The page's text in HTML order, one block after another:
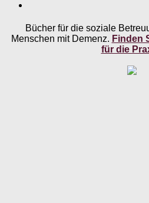
Bücher für die soziale
Menschen mit Demenz. Finden
für die